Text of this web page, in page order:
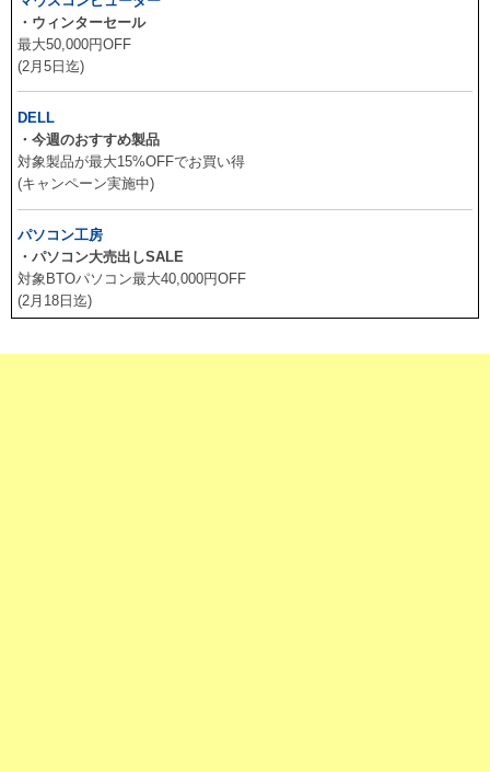
・ウィンターセール
最大50,000円OFF
(2月5日迄)
DELL
・今週のおすすめ製品
対象製品が最大15%OFFでお買い得
(キャンペーン実施中)
パソコン工房
・パソコン大売出しSALE
対象BTOパソコン最大40,000円OFF
(2月18日迄)